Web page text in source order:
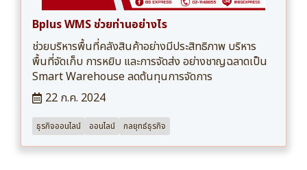
Bplus WMS ช่วยท่านอย่างไร
ช่วยบริหารพื้นที่คลังสินค้าอย่างมีประสิทธิภาพ บริหาร
พื้นที่จัดเก็บ การหยิบ และการจัดส่ง อย่างชาญฉลาดเป็น
Smart Warehouse ลดต้นทุนการจัดการ
22 ก.ค. 2024
ธุรกิจออนไลน์ ออนไลน์ กลยุทธ์ธุรกิจ